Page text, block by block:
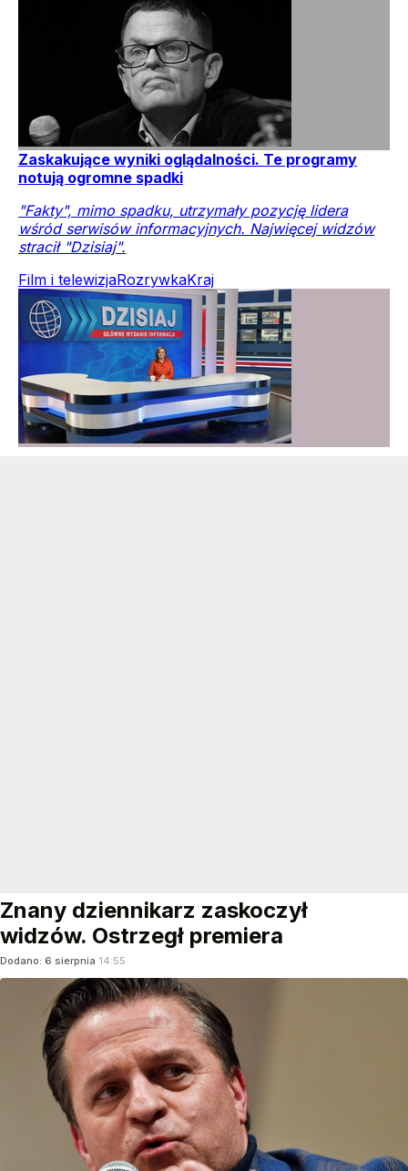
Zaskakujące wyniki oglądalności. Te programy
notują ogromne spadki
"Fakty", mimo spadku, utrzymały pozycję lidera
wśród serwisów informacyjnych. Najwięcej widzów
stracił "Dzisiaj".
Film i telewizjaRozrywkaKraj
Znany dziennikarz zaskoczył
widzów. Ostrzegł premiera
Dodano: 6 sierpnia 14:55